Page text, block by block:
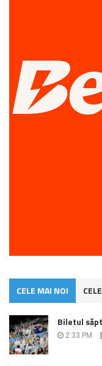
CELE MAI NOI
Biletul
2:33 PM